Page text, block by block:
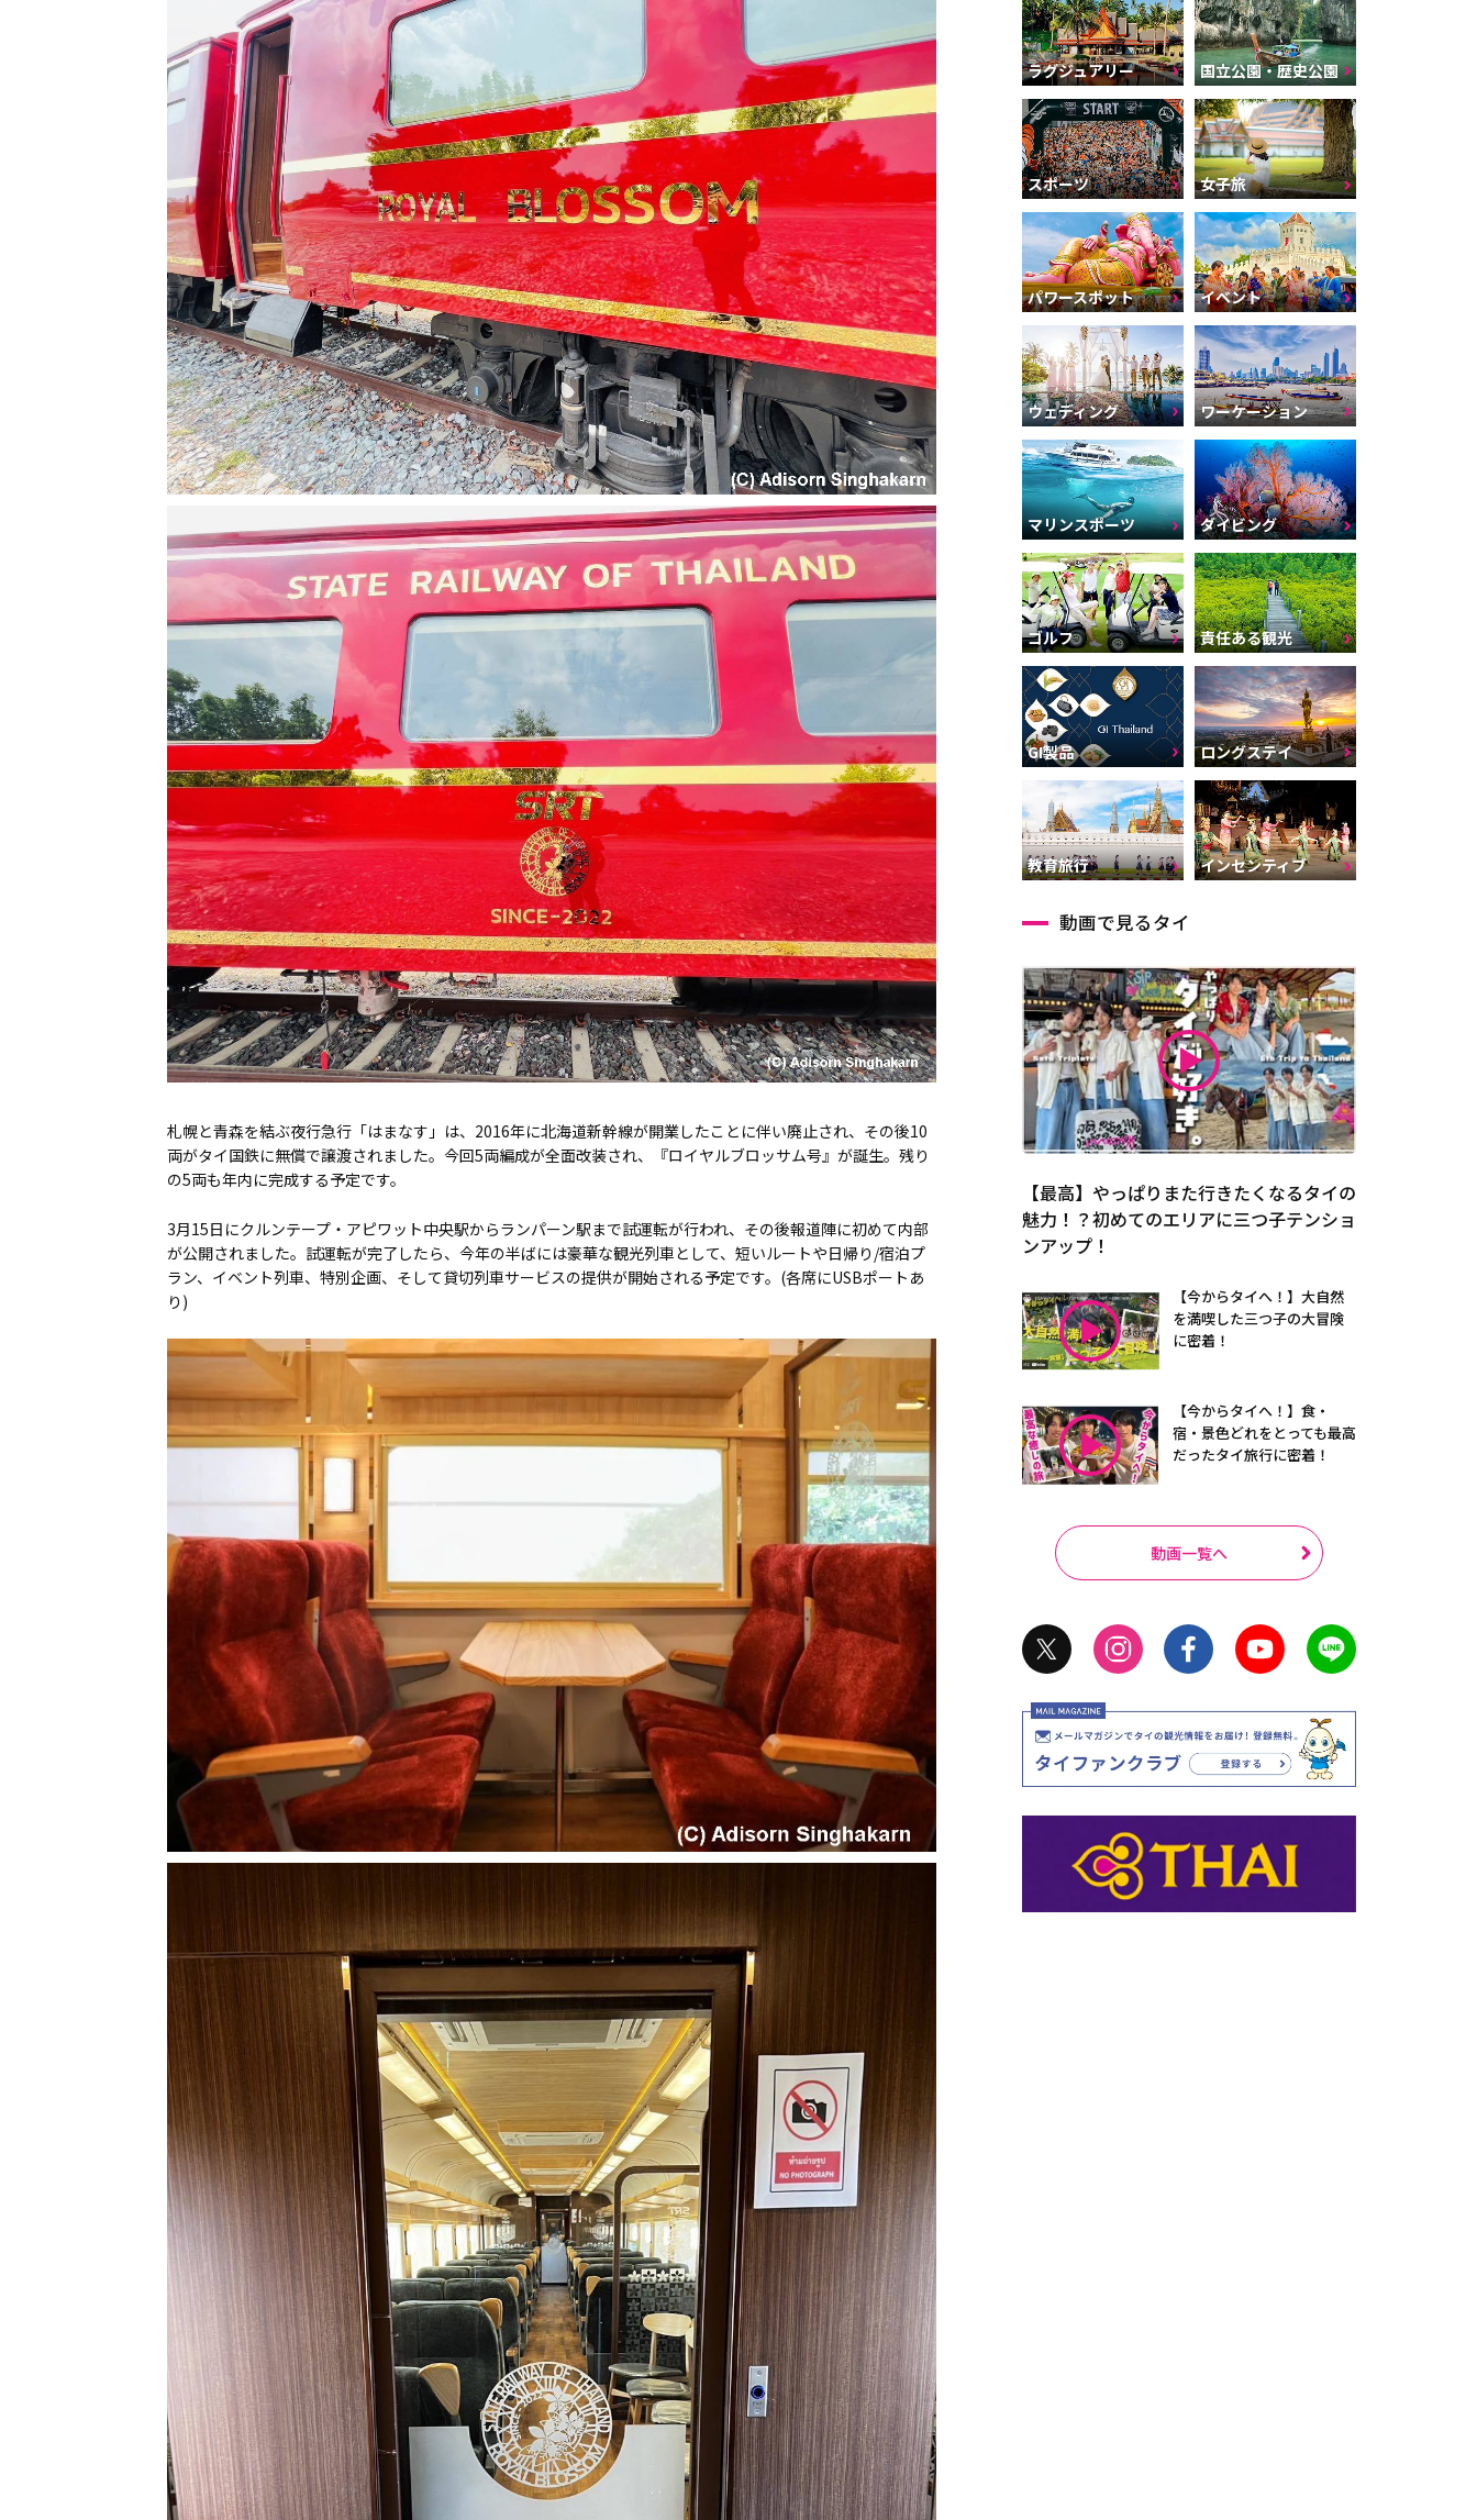
札幌と青森を結ぶ夜行急行「はまなす」は、2016年に北海道新幹線が開業したことに伴い廃止され、その後10
両がタイ国鉄に無償で譲渡されました。今回5両編成が全面改装され、『ロイヤルブロッサム号』が誕生。残り
の5両も年内に完成する予定です。
3月15日にクルンテープ・アピワット中央駅からランパーン駅まで試運転が行われ、その後報道陣に初めて内部
が公開されました。試運転が完了したら、今年の半ばには豪華な観光列車として、短いルートや日帰り/宿泊プ
ラン、イベント列車、特別企画、そして貸切列車サービスの提供が開始される予定です。(各席にUSBポートあ
り)
ラグジュアリー 国立公園・歴史公園
スポーツ 女子旅
パワースポット イベント
ウェディング ワーケーション
マリンスポーツ ダイビング
ゴルフ 責任ある観光
GI製品 ロングステイ
教育旅行 インセンティブ
動画で見るタイ
【最高】やっぱりまた行きたくなるタイの
魅力！？初めてのエリアに三つ子テンショ
ンアップ！
【今からタイへ！】大自然
を満喫した三つ子の大冒険
に密着！
【今からタイへ！】食・
宿・景色どれをとっても最高
だったタイ旅行に密着！
動画一覧へ